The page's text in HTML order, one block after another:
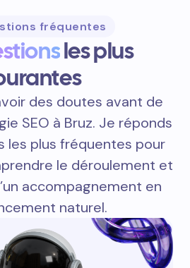
fréquentes
les plus
des doutes avant de
SEO à Bruz. Je réponds
les plus fréquentes pour
le déroulement et
accompagnement en
naturel.